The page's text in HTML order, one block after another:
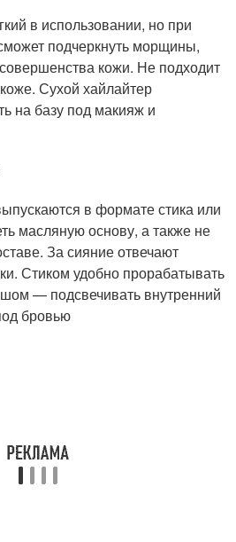
в использовании, но при
подчеркнуть морщины,
кожи. Не подходит
Сухой хайлайтер
на базу под макияж и
в формате стика или
масляную основу, а также не
За сияние отвечают
Стиком удобно прорабатывать
— подсвечивать внутренний
бровью